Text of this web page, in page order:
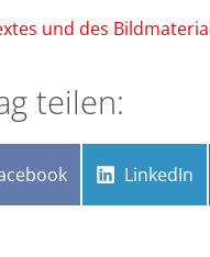
und des
teilen:
Share
LinkedIn